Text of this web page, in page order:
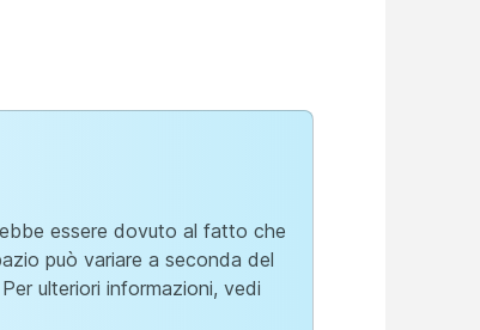
essere dovuto al fatto che
può variare a seconda del
ulteriori informazioni, vedi